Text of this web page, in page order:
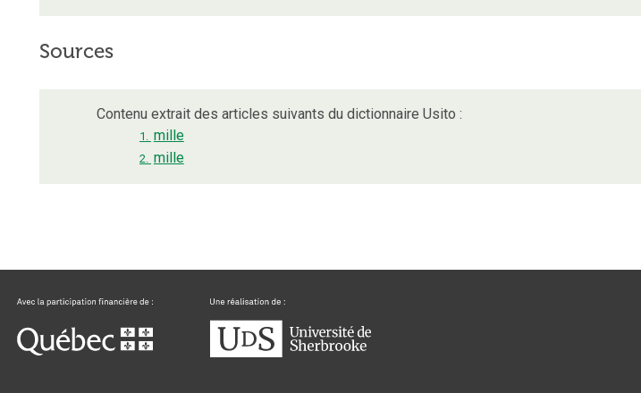
Sources
Contenu extrait des articles suivants du dictionnaire Usito :
1. mille
2. mille